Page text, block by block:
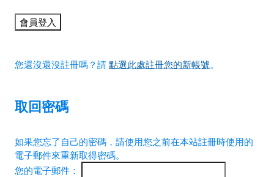
您還沒還沒註冊嗎？請點選此處註冊您的新帳號。
取回密碼
如果您忘了自己的密碼，請使用您之前在本站註冊時使用的
電子郵件來重新取得密碼。
您的電子郵件：